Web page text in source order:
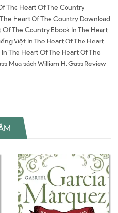
The Heart Of The Country
Heart Of The Country Download
The Country Ebook In The Heart
Việt In The Heart Of The Heart
The Heart Of The Heart Of The
Mua sách William H. Gass Review